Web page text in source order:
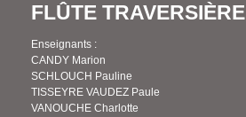
FLÛTE TRAVERSIÈRE
Enseignants :
CANDY Marion
SCHLOUCH Pauline
TISSEYRE VAUDEZ Paule
VANOUCHE Charlotte